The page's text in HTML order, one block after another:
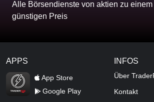
Alle Börsendienste von aktien zu
günstigen Preis
APPS
TraderFox Flash
App Store
Google Play
INFOS
Über
Kontakt